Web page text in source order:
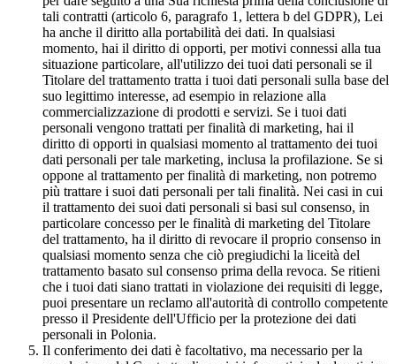
tali contratti (articolo 6, paragrafo 1, lettera b del GDPR), Lei
ha anche il diritto alla portabilità dei dati. In qualsiasi
momento, hai il diritto di opporti, per motivi connessi alla tua
situazione particolare, all'utilizzo dei tuoi dati personali se il
Titolare del trattamento tratta i tuoi dati personali sulla base del
suo legittimo interesse, ad esempio in relazione alla
commercializzazione di prodotti e servizi. Se i tuoi dati
personali vengono trattati per finalità di marketing, hai il
diritto di opporti in qualsiasi momento al trattamento dei tuoi
dati personali per tale marketing, inclusa la profilazione. Se si
oppone al trattamento per finalità di marketing, non potremo
più trattare i suoi dati personali per tali finalità. Nei casi in cui
il trattamento dei suoi dati personali si basi sul consenso, in
particolare concesso per le finalità di marketing del Titolare
del trattamento, ha il diritto di revocare il proprio consenso in
qualsiasi momento senza che ciò pregiudichi la liceità del
trattamento basato sul consenso prima della revoca. Se ritieni
che i tuoi dati siano trattati in violazione dei requisiti di legge,
puoi presentare un reclamo all'autorità di controllo competente
presso il Presidente dell'Ufficio per la protezione dei dati
personali in Polonia.
Il conferimento dei dati è facoltativo, ma necessario per la